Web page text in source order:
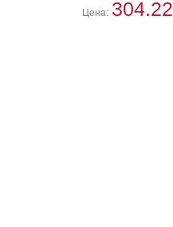
Цена: 304.22